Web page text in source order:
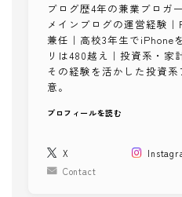
ブログ歴4年の兼業ブロガ
メインブログの運営経験
兼任｜高校3年生でiPhone
リは480越え｜投資系・家
その経験を活かした投資
意。
プロフィールを読む
X
Contact